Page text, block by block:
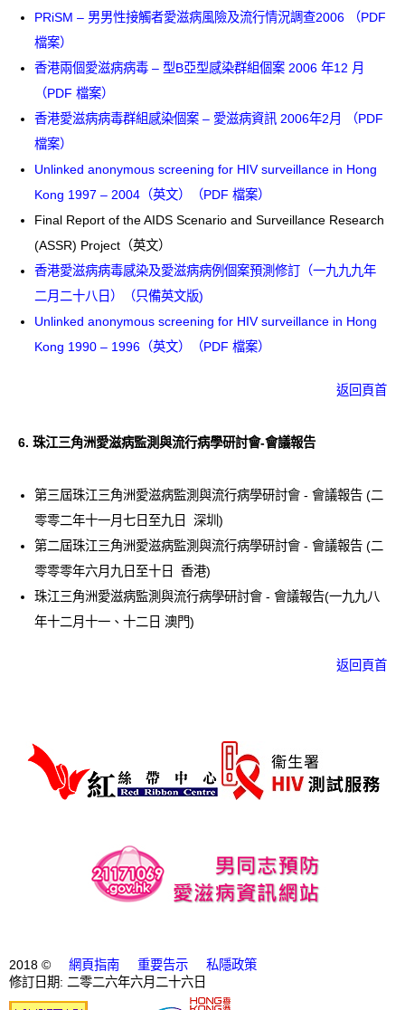
PRiSM – 男男性接觸者愛滋病風險及流行情況調查2006 （PDF
檔案）
香港兩個愛滋病病毒 – 型B亞型感染群組個案 2006 年12 月
（PDF 檔案）
香港愛滋病病毒群組感染個案 – 愛滋病資訊 2006年2月 （PDF
檔案）
Unlinked anonymous screening for HIV surveillance in Hong
Kong 1997 – 2004（英文）（PDF 檔案）
Final Report of the AIDS Scenario and Surveillance Research
(ASSR) Project（英文）
香港愛滋病病毒感染及愛滋病病例個案預測修訂（一九九九年
二月二十八日）（只備英文版)
Unlinked anonymous screening for HIV surveillance in Hong
Kong 1990 – 1996（英文）（PDF 檔案）
返回頁首
6. 珠江三角洲愛滋病監測與流行病學研討會-會議報告
第三屆珠江三角洲愛滋病監測與流行病學研討會 - 會議報告 (二
零零二年十一月七日至九日 深圳)
第二屆珠江三角洲愛滋病監測與流行病學研討會 - 會議報告 (二
零零零年六月九日至十日 香港)
珠江三角洲愛滋病監測與流行病學研討會 - 會議報告(一九九八
年十二月十一、十二日 澳門)
返回頁首
2018 © 網頁指南 重要告示
私隱政策
修訂日期: 二零二六年六月二十六日